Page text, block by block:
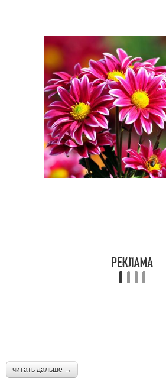
читать дальше →